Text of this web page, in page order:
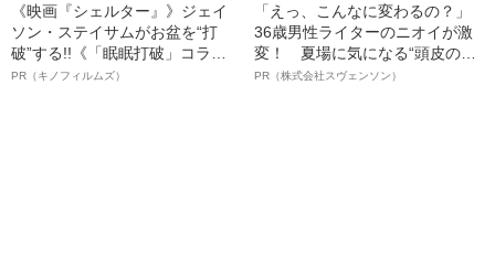
《映画『シェルター』》ジェイ
ソン・ステイサムがお盆を“打
破”する!!《「眠眠打破」コラ
ボ》
PR（キノフィルムズ）
「えっ、こんなに変わるの？」
36歳男性ライターのニオイが激
変！ 夏場に気になる“頭皮のニ
オイ”や“ベタつき”を解消す
PR（株式会社スヴェンソン）